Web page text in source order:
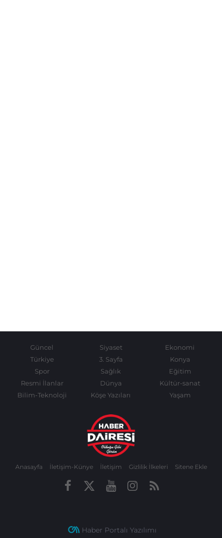
Güncel Siyaset
Ekonomi
Türkiye
3. Sayfa
Konya
Spor
Sağlık
Eğitim
Resmi İlanlar
Dünya
Kültür-sanat
Bilim-Teknoloji
Köşe Yazıları Yaşam
Anasayfa İletişim-Künye İletişim Gizlilik İlkeleri Sitene Ekle
Haber Portalı Yazılımı